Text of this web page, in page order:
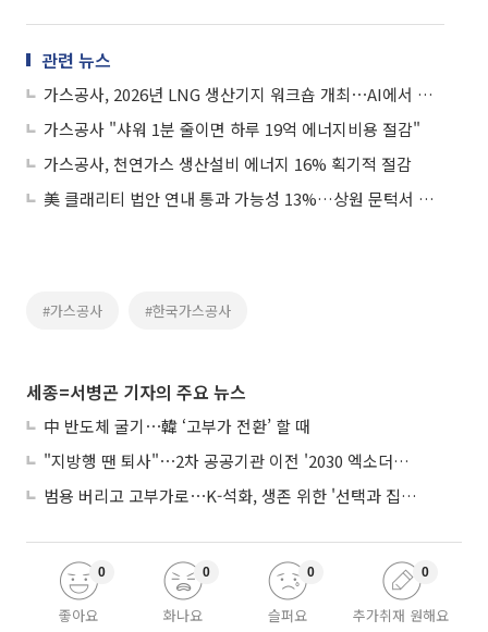
관련 뉴스
가스공사, 2026년 LNG 생산기지 워크숍 개최⋯AI에서 답 찾다
가스공사 "샤워 1분 줄이면 하루 19억 에너지비용 절감"
가스공사, 천연가스 생산설비 에너지 16% 획기적 절감
美 클래리티 법안 연내 통과 가능성 13%…상원 문턱서 제동
#가스공사 #한국가스공사
세종=서병곤 기자의 주요 뉴스
中 반도체 굴기⋯韓 ‘고부가 전환’ 할 때
"지방행 땐 퇴사"⋯2차 공공기관 이전 '2030 엑소더스' 뇌관
범용 버리고 고부가로⋯K-석화, 생존 위한 '선택과 집중'
좋아요
0
화나요
0
슬퍼요
0
추가취재 원해요
0